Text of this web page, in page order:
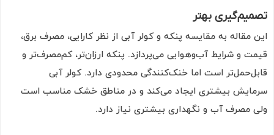
بهتر
مقاله به مقایسه پنکه و کولر آبی از نظر کارایی، مصرف برق،
و شرایط آب‌وهوایی می‌پردازد. پنکه ارزان‌تر، کم‌مصرف‌تر و
است اما خنک‌کنندگی محدودی دارد. کولر آبی
بیشتری ایجاد می‌کند و در مناطق خشک مناسب است
مصرف آب و نگهداری بیشتری نیاز دارد.